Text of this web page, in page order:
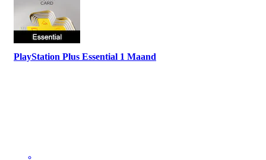
PlayStation Plus Essential 1 Maand